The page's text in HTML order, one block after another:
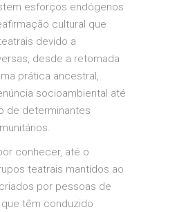
esforços endógenos
cultural que
devido a
desde a retomada
prática ancestral,
socioambiental até
de determinantes
conhecer, até o
teatrais mantidos ao
por pessoas de
têm conduzido